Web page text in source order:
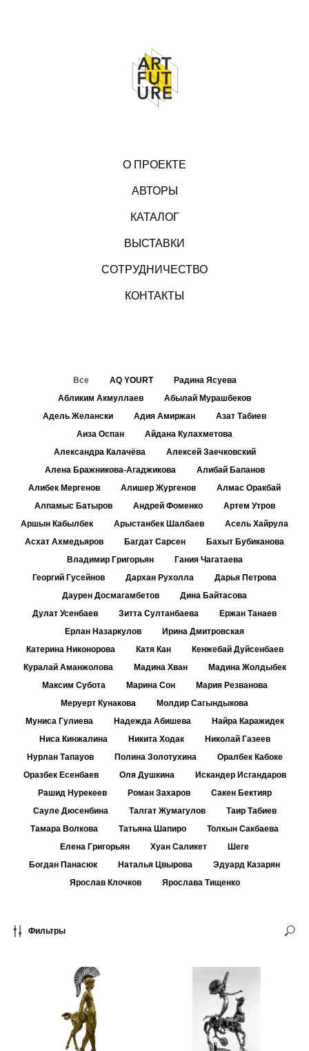
О ПРОЕКТЕ
АВТОРЫ
КАТАЛОГ
ВЫСТАВКИ
СОТРУДНИЧЕСТВО
КОНТАКТЫ
Все AQ YOURT
Радина Ясуева
Абликим Акмуллаев
Абылай Мурашбеков
Адель Желански
Адия Амиржан
Азат Табиев
Аиза Оспан
Айдана Кулахметова
Александра Калачёва
Алексей Заечковский
Алена Бражникова-Агаджикова
Алибай Бапанов
Алибек Мергенов
Алишер Жургенов
Алмас Оракбай
Алпамыс Батыров
Андрей Фоменко
Артем Утров
Аршын Кабылбек
Арыстанбек Шалбаев
Асель Хайрула
Асхат Ахмедьяров
Багдат Сарсен
Бахыт Бубиканова
Владимир Григорьян
Гания Чагатаева
Георгий Гусейнов
Дархан Рухолла
Дарья Петрова
Даурен Досмагамбетов
Дина Байтасова
Дулат Усенбаев
Зитта Султанбаева
Ержан Танаев
Ерлан Назаркулов
Ирина Дмитровская
Катерина Никонорова
Катя Кан
Кенжебай Дуйсенбаев
Куралай Аманжолова
Мадина Хван
Мадина Жолдыбек
Максим Субота
Марина Сон
Мария Резванова
Меруерт Кунакова
Молдир Сагындыкова
Муниса Гулиева
Надежда Абишева
Найра Каражидек
Ниса Кинжалина
Никита Ходак
Николай Газеев
Нурлан Тапауов
Полина Золотухина
Оралбек Кабоке
Оразбек Есенбаев
Оля Душкина
Искандер Исгандаров
Рашид Нурекеев
Роман Захаров
Сакен Бектияр
Сауле Дюсенбина
Талгат Жумагулов
Таир Табиев
Тамара Волкова
Татьяна Шапиро
Толкын Сакбаева
Елена Григорьян
Хуан Саликет
Шеге
Богдан Панасюк
Наталья Цвырова
Эдуард Казарян
Ярослав Клочков
Ярослава Тищенко
Фильтры